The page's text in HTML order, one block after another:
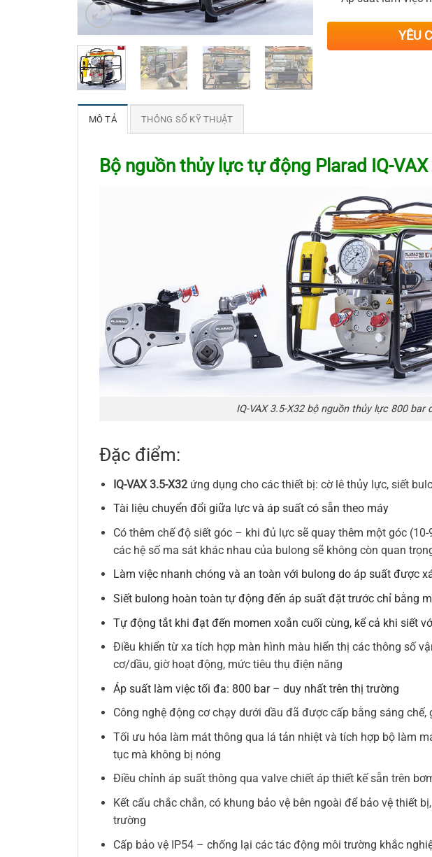
YÊU
MÔ TẢ THÔNG SỐ KỸ THUẬT
Bộ nguồn thủy lực tự động Plarad IQ-
IQ-VAX 3.5-X32bộ nguồn thủy lực 800 bar
Đặc điểm:
IQ-VAX 3.5-X32 ứng dụng cho các thiết bị: cờ lê thủy lực, siết
Tài liệu chuyển đổi giữa lực và áp suất có sẵn theo máy
Có thêm chế độ siết góc – khi đủ lực sẽ quay thêm một góc
các hệ số ma sát khác nhau của bulong sẽ không còn quan
Làm việc nhanh chóng và an toàn với bulong do áp suất được
Siết bulong hoàn toàn tự động đến áp suất đặt trước chỉ bằng
Tự động tắt khi đạt đến momen xoắn cuối cùng, kể cả khi siết
Điều khiển từ xa tích hợp màn hình màu hiển thị các thông số
cơ/dầu, giờ hoạt động, mức tiêu thụ điện năng
Áp suất làm việc tối đa: 800 bar – duy nhất trên thị trường
Công nghệ động cơ chạy dưới dầu đã được cấp bằng sáng
Tối ưu hóa làm mát thông qua lá tản nhiệt và tích hợp bộ làm
tục mà không bị nóng
Điều chỉnh áp suất thông qua valve chiết áp thiết kế sẵn trên
Kết cấu chắc chắn, có khung bảo vệ bên ngoài để bảo vệ thiết
trường
Cấp bảo vệ IP54 – chống lại các tác động môi trường khắc